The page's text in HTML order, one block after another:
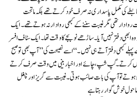
کی مکمل پاسداری نہ صرف خود کرتے تھے بلکہ ماتحت
تھی مگر غیبت سننے کے کبھی روادار نہ ہوتے تھے۔ ایک
وہ ابھی دفتر نہیں آیا ۔ ساڑھے نو بجے کا وقت تھا ۔ ایک سٹاف افسر
کبھی دفتر آتے ہی نہیں ۔ “اسے نصیحت کی” آپ بھی تو صبح
نہیں کرتے۔ گپ شپ، چائے اور اخبار بینی میں وقت صرف کرتے
تو آپ کی بات صائب ہوتی۔ غیبت سے گریز اور چغل